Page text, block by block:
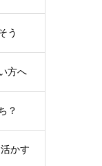
う
方へ
？
かす